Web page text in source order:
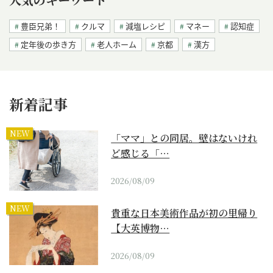
豊臣兄弟！ クルマ 減塩レシピ マネー
認知症
定年後の歩き方
老人ホーム 京都 漢方
新着記事
NEW
「ママ」との同居。壁はないけれ
ど感じる「…
2026/08/09
NEW
貴重な日本美術作品が初の里帰り
【大英博物…
2026/08/09